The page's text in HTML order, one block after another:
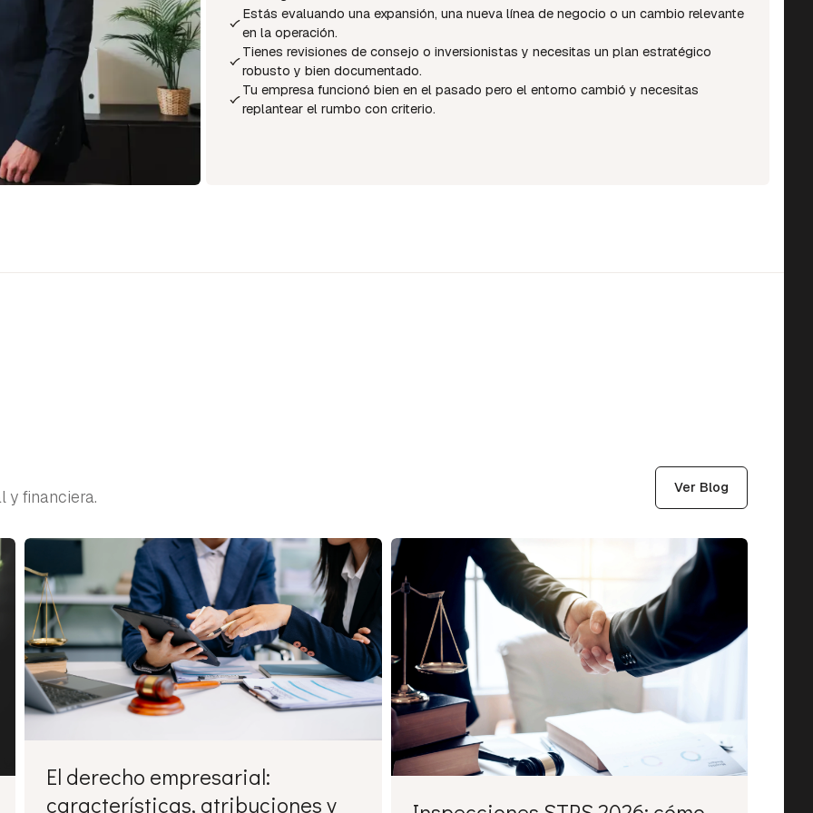
Estás evaluando una expansión, una nueva línea de negocio o un cambio relevante
en la operación.
Tienes revisiones de consejo o inversionistas y necesitas un plan estratégico
robusto y bien documentado.
Tu empresa funcionó bien en el pasado pero el entorno cambió y necesitas
replantear el rumbo con criterio.
y financiera. Ver Blog
El derecho empresarial:
características, atribuciones y